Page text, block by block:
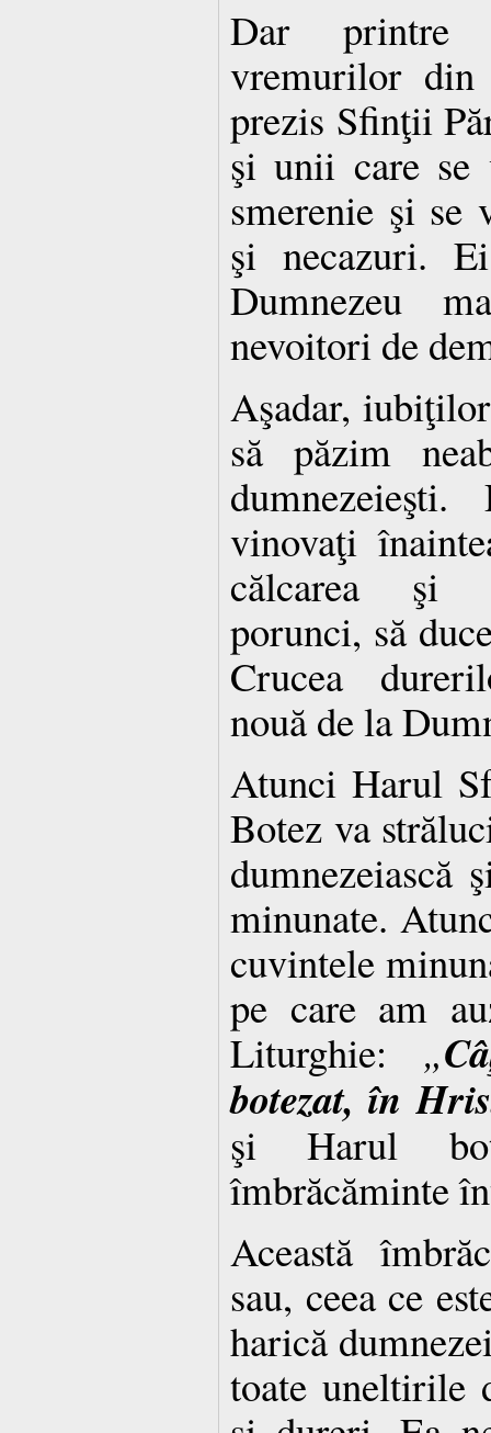
Dar printre
vremurilor
prezis Sfinţii
şi unii care se
smerenie şi
şi necazuri.
Dumnezeu
nevoitori de
Aşadar,
să păzim
vinovaţi
călcarea şi
porunci, să
Crucea
nouă de la
Atunci Harul
Botez va
dumnezeiască
minunate.
cuvintele
pe care am
Liturghie: „
botezat, în
şi Harul
îmbrăcăminte
Această
sau, ceea ce
harică
toate uneltirile